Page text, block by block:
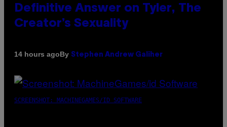
Definitive Answer on Tyler, The
Creator’s Sexuality
14 hours agoBy Stephen Andrew Galiher
SCREENSHOT: MACHINEGAMES/ID SOFTWARE